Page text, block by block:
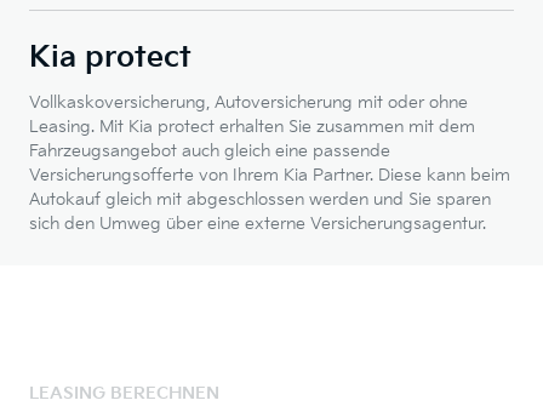
Kia protect
Vollkaskoversicherung, Autoversicherung mit oder ohne
Leasing. Mit Kia protect erhalten Sie zusammen mit dem
Fahrzeugsangebot auch gleich eine passende
Versicherungsofferte von Ihrem Kia Partner. Diese kann beim
Autokauf gleich mit abgeschlossen werden und Sie sparen
sich den Umweg über eine externe Versicherungsagentur.
LEASING BERECHNEN